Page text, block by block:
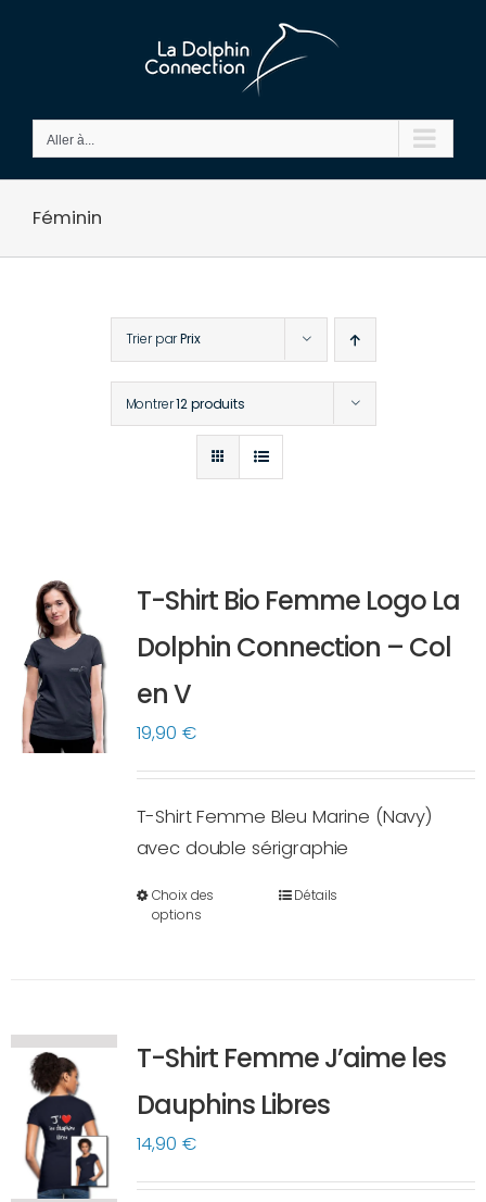
Aller à...
Féminin
Trier parPrix
Montrer12 produits
T-Shirt Bio Femme Logo La
Dolphin Connection – Col
en V
19,90 €
T-Shirt Femme Bleu Marine (Navy)
avec double sérigraphie
Choix des
options
Ce
Les
options
peuvent
choisies
Détails
T-Shirt Femme J’aime les
Dauphins Libres
14,90 €